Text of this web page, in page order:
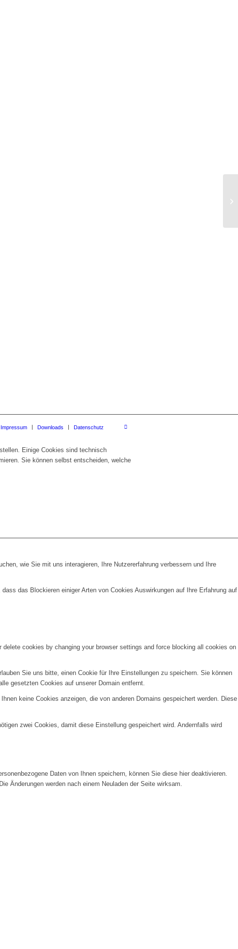
Impressum Downloads Datenschutz
Einige Cookies sind technisch
Sie können selbst entscheiden, welche
wie Sie mit uns interagieren, Ihre Nutzererfahrung verbessern und Ihre
das Blockieren einiger Arten von Cookies Auswirkungen auf Ihre Erfahrung auf
cookies by changing your browser settings and force blocking all cookies on
Sie uns bitte, einen Cookie für Ihre Einstellungen zu speichern. Sie können
gesetzten Cookies auf unserer Domain entfernt.
keine Cookies anzeigen, die von anderen Domains gespeichert werden. Diese
zwei Cookies, damit diese Einstellung gespeichert wird. Andernfalls wird
Daten von Ihnen speichern, können Sie diese hier deaktivieren.
Änderungen werden nach einem Neuladen der Seite wirksam.